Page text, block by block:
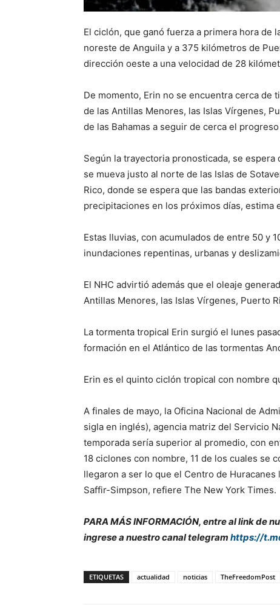
El ciclón, que ganó fuerza a primera hora de
noreste de Anguila y a 375 kilómetros de
dirección oeste a una velocidad de 28
De momento, Erin no se encuentra cerca de
de las Antillas Menores, las Islas Vírgenes,
de las Bahamas a seguir de cerca el
Según la trayectoria pronosticada, se
se mueva justo al norte de las Islas de
Rico, donde se espera que las bandas
precipitaciones en los próximos días, estima
Estas lluvias, con acumulados de entre 50 y
inundaciones repentinas, urbanas y
El NHC advirtió además que el oleaje
Antillas Menores, las Islas Vírgenes, Puerto
La tormenta tropical Erin surgió el lunes
formación en el Atlántico de las tormentas
Erin es el quinto ciclón tropical con nombre
A finales de mayo, la Oficina Nacional de
sigla en inglés), agencia matriz del Servicio
temporada sería superior al promedio, con
18 ciclones con nombre, 11 de los cuales se
llegaron a ser lo que el Centro de Huracanes
Saffir-Simpson, refiere The New York Times.
PARA MÁS INFORMACIÓN, entre al link de
ingrese a nuestro canal telegram https://
ETIQUETAS actualidad noticias TheFreedomPost